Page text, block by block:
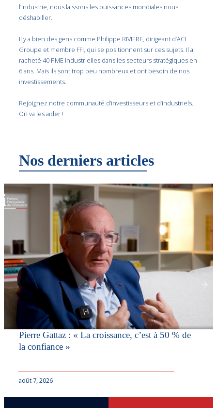
l’industrie, nous laissons les puissances mondiales nous
déshabiller.
Il y a bien des gens comme Philippe RIVIERE, dirigeant d’ACI
Groupe et membre FFI, qui se positionnent sur ces sujets. Il a
racheté 40 PME industrielles dans les secteurs stratégiques en
6 ans. Mais ils sont trop peu nombreux et ont besoin de nos
investissements.
Rejoignez notre communauté d’investisseurs et d’industriels.
On va les aider !
Nos derniers articles
Pierre Gattaz : « La croissance, c’est à 50 % de
la confiance »
août 7, 2026